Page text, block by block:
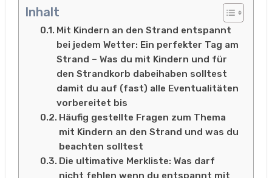
Inhalt
Mit Kindern an den Strand entspannt
bei jedem Wetter: Ein perfekter Tag am
Strand – Was du mit Kindern und für
den Strandkorb dabeihaben solltest
damit du auf (fast) alle Eventualitäten
vorbereitet bis
Häufig gestellte Fragen zum Thema
mit Kindern an den Strand und was du
beachten solltest
Die ultimative Merkliste: Was darf
nicht fehlen wenn du entspannt mit